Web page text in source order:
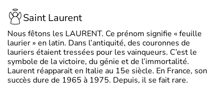
Saint Laurent
Nous fêtons les LAURENT. Ce prénom signifie « feuille
laurier » en latin. Dans l’antiquité, des couronnes de
lauriers étaient tressées pour les vainqueurs. C’est le
symbole de la victoire, du génie et de l’immortalité.
Laurent réapparait en Italie au 15e siècle. En France, son
succès dure de 1965 à 1975. Depuis, il se fait rare.